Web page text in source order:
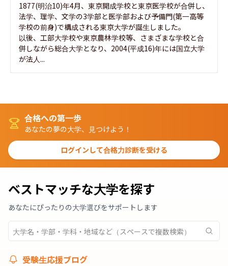
1877(明治10)年4月、東京開成学校と東京医学校が合併し、
法学、理学、文学の3学部と医学部および予備門(第一高等
学校の前身)で構成される東京大学が誕生しました。
以後、工部大学校や東京農林学校等、さまざまな学校と合
併しながら総合大学となり、2004(平成16)年には国立大学
が法人...
合格への第一歩
あなたの夢の大学、見つけよう！
ログインして合格力診断を受ける
ベストマッチな大学を探す
あなたにぴったりの大学選びをサポートします
受験生応援ブログ